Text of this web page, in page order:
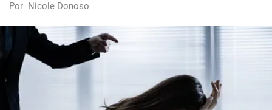
Por Nicole Donoso